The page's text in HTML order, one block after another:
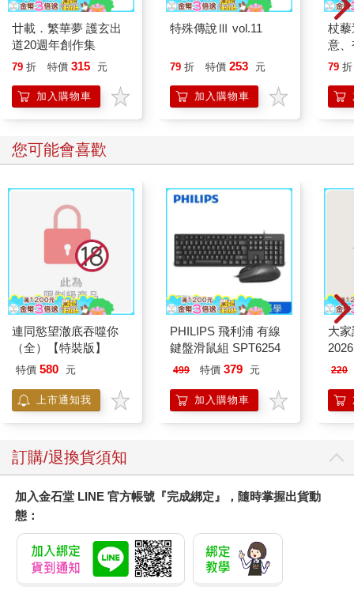
廿載．繁華夢 護玄出
道20週年創作集
79 折 特價 315 元
加入購物車
特殊傳說Ⅲ vol.11
79 折 特價 253 元
加入購物車
杖
意
恭
79 折
您可能會喜歡
連同慾望澈底吞噬你
（全）【特裝版】
特價 580 元
上市通知我
PHILIPS 飛利浦 有線
鍵盤滑鼠組 SPT6254
499 特價 379 元
加入購物車
大
220
訂購/退換貨須知
加入金石堂 LINE 官方帳號『完成綁定』，隨時掌握出貨動
態：